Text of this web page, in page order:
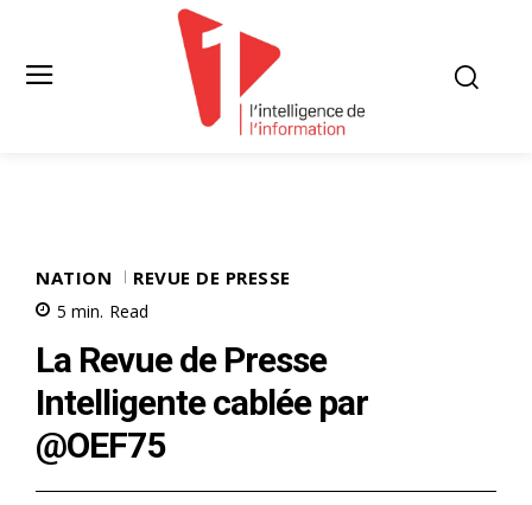
NATION REVUE DE PRESSE
5 min. Read
La Revue de Presse
Intelligente cablée par
@OEF75